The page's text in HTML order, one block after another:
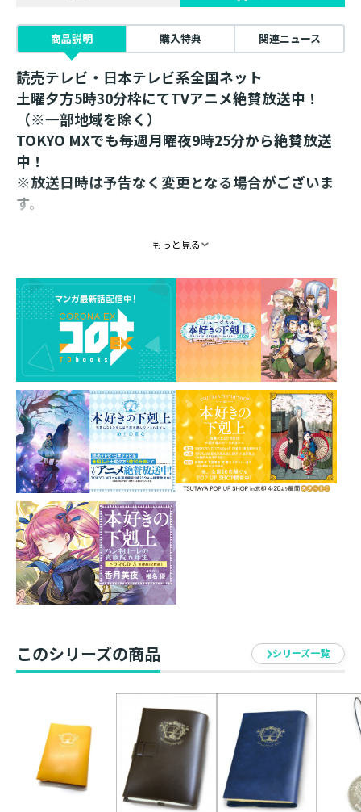
商品説明 購入特典 関連ニュース
読売テレビ・日本テレビ系全国ネット
土曜夕方5時30分枠にてTVアニメ絶賛放送中！
（※一部地域を除く）
TOKYO MXでも毎週月曜夜9時25分から絶賛放送
中！
※放送日時は予告なく変更となる場合がございま
す。
お守りには神の記号を刻み、色は神の貴色にできるだけ
近付けました。
飾り紐はイメージキャラに合わせています。
ぜひ魔力を込めて祈ってみてください。
イラスト＆セリフ入りの
イラストカードをプレゼント！
各ストラップのイメージキャラクターを
こよいみつき先生が特別に描き下ろし！
それぞれセリフは香月美夜先生書き下ろしの豪華仕様で
す！
『第五部 女神の化身Ⅱ』収録「残った魔力の使い道」に
出てきました。
時の女神ドレッファングーアの記号が刻まれたお守りで
す。
間の悪いハンネローレのために、彼女の筆頭側仕えコル
ドゥラが作りました。
「まさかこれを握ってお祈りすることで時の女神ドレッ
「わたくしもハンネローレ姫様の気休めに作った物でし
たから驚きましたが、お役に立てて何よりです」
「コルドゥラ、他の神々のお守りも作ってくださいま
せ」
「姫様、ご自分で作ることも覚えなければなりません
もっと見る
このシリーズの商品 シリーズ一覧